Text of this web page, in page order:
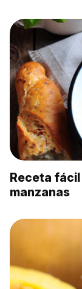
Receta fácil
manzanas